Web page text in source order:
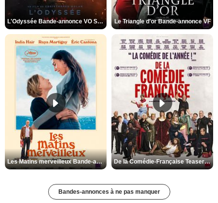
L'Odyssée Bande-annonce VO STFR Le Triangle d'or Bande-annonce VF
Les Matins merveilleux Bande-annonce VF De la Comédie-Française Teaser VF
Bandes-annonces à ne pas manquer